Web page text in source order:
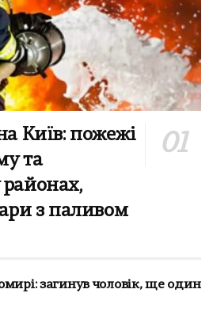
Київ: пожежі
та
з паливом
загинув чоловік, ще один